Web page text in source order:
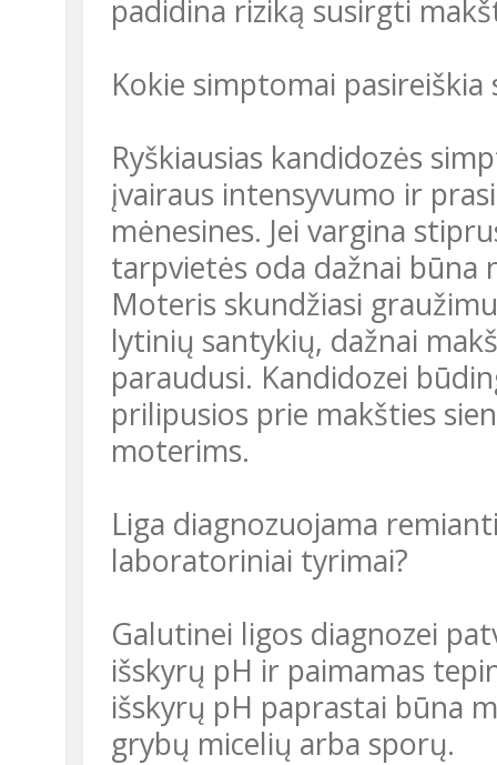
padidina riziką susirgti
Kokie simptomai
Ryškiausias kandidozės
įvairaus intensyvumo ir
mėnesines. Jei vargina
tarpvietės oda dažnai būna
Moteris skundžiasi
lytinių santykių, dažnai
paraudusi. Kandidozei
prilipusios prie makšties
moterims.
Liga diagnozuojama
laboratoriniai tyrimai?
Galutinei ligos diagnozei
išskyrų pH ir paimamas
išskyrų pH paprastai būna
grybų micelių arba sporų.